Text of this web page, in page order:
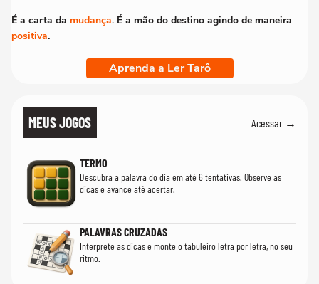
É a carta da mudança. É a mão do destino agindo de maneira
positiva.
Aprenda a Ler Tarô
MEUS JOGOS Acessar →
TERMO
Descubra a palavra do dia em até 6 tentativas. Observe as
dicas e avance até acertar.
PALAVRAS CRUZADAS
Interprete as dicas e monte o tabuleiro letra por letra, no seu
ritmo.